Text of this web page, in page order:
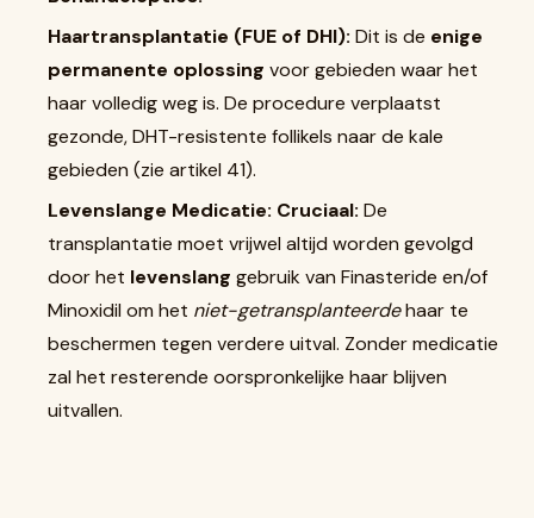
Haartransplantatie (FUE of DHI): Dit is de enige
permanente oplossing voor gebieden waar het
haar volledig weg is. De procedure verplaatst
gezonde, DHT-resistente follikels naar de kale
gebieden (zie artikel 41).
Levenslange Medicatie: Cruciaal: De
transplantatie moet vrijwel altijd worden gevolgd
door het levenslang gebruik van Finasteride en/of
Minoxidil om het niet-getransplanteerdehaar te
beschermen tegen verdere uitval. Zonder medicatie
zal het resterende oorspronkelijke haar blijven
uitvallen.